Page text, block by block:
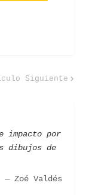
Siguiente
impacto por
dibujos de
— Zoé Valdés